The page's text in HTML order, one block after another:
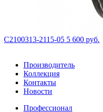
С2100313-2115-05 5 600 руб.
Производитель
Коллекция
Контакты
Новости
Профессионал